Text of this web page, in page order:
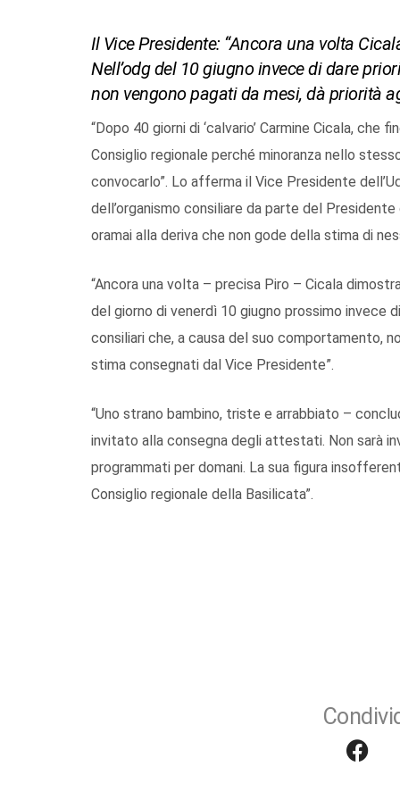
Il Vice Presidente: “Ancora una volta
Nell’odg del 10 giugno invece di dare
non vengono pagati da mesi, dà priorità
“Dopo 40 giorni di ‘calvario’ Carmine Cicala, che
Consiglio regionale perché minoranza nello
convocarlo”. Lo afferma il Vice Presidente
dell’organismo consiliare da parte del
oramai alla deriva che non gode della stima di
“Ancora una volta – precisa Piro – Cicala
del giorno di venerdì 10 giugno prossimo invece
consiliari che, a causa del suo comportamento,
stima consegnati dal Vice Presidente”.
“Uno strano bambino, triste e arrabbiato –
invitato alla consegna degli attestati. Non sarà
programmati per domani. La sua figura
Consiglio regionale della Basilicata”.